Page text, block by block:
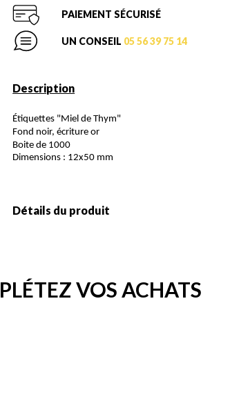
PAIEMENT SÉCURISÉ
UN CONSEIL 05 56 39 75 14
Description
Étiquettes "Miel de Thym"
Fond noir, écriture or
Boite de 1000
Dimensions : 12x50 mm
Détails du produit
VOS ACHATS